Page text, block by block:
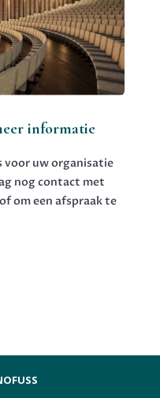
informatie
voor uw organisatie
nog contact met
om een afspraak te